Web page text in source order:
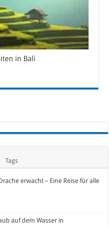
in Bali
Tags
erwacht – Eine Reise für alle
auf dem Wasser in